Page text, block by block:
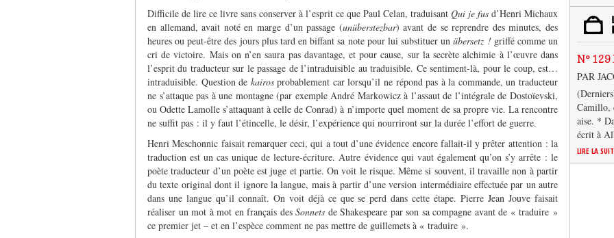
Difficile de lire ce livre sans conserver à l’esprit ce que Paul Celan, traduisant Qui je fus d’Henri Michaux
en allemand, avait noté en marge d’un passage (unüberstezbar) avant de se reprendre des minutes, des
heures ou peut-être des jours plus tard en biffant sa note pour lui substituer unübersetz !griffé comme un
cri de victoire. Mais on n’en saura pas davantage, et pour cause, sur la secrète alchimie à l’œuvre dans
l’esprit du traducteur sur le passage de l’intraduisible au traduisible. Ce sentiment-là, pour le coup, est…
intraduisible. Question de kairosprobablement car lorsqu’il ne répond pas à la commande, un traducteur
ne s’attaque pas à une montagne (par exemple André Markowicz à l’assaut de l’intégrale de Dostoïevski,
ou Odette Lamolle s’attaquant à celle de Conrad) à n’importe quel moment de sa propre vie. La rencontre
ne suffit pas : il y faut l’étincelle, le désir, l’expérience qui nourriront sur la durée l’effort de guerre.
Henri Meschonnic faisait remarquer ceci, qui a tout d’une évidence encore fallait-il y prêter attention : la
traduction est un cas unique de lecture-écriture. Autre évidence qui vaut également qu’on s’y arrête : le
poète traducteur d’un poète est juge et partie. On voit le risque. Même si souvent, il travaille non à partir
du texte original dont il ignore la langue, mais à partir d’une version intermédiaire effectuée par un autre
dans une langue qu’il connaît. On voit déjà ce que se perd dans cette étape. Pierre Jean Jouve faisait
réaliser un mot à mot en français desSonnets de Shakespeare par son sa compagne avant de « traduire »
ce premier jet – et en l’espèce comment ne pas mettre de guillemets à « traduire ».
N°
PAR
Camillo,
aise. *
écrit à
LIRE LA